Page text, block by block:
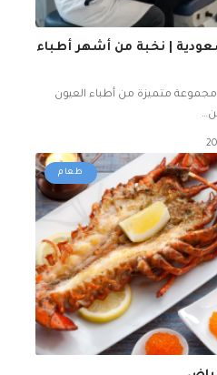
| نخبة من أشهر أطباء
متميزة من أطباء العيون
…
طعام